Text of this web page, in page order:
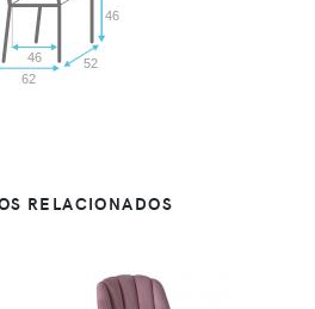
46
62
52
46
RELACIONADOS